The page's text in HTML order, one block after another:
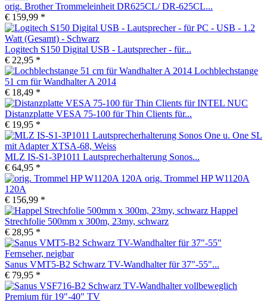
orig. Brother Trommeleinheit DR625CL/ DR-625CL...
€ 159,99 *
Logitech S150 Digital USB - Lautsprecher - für...
€ 22,95 *
Lochblechstange
51 cm für Wandhalter A 2014
€ 18,49 *
Distanzplatte VESA 75-100 für Thin Clients für...
€ 19,95 *
MLZ IS-S1-3P1011 Lautsprecherhalterung Sonos...
€ 64,95 *
orig. Trommel HP W1120A
120A
€ 156,99 *
Happel
Strechfolie 500mm x 300m, 23my, schwarz
€ 28,95 *
Sanus VMT5-B2 Schwarz TV-Wandhalter für 37"-55"...
€ 79,95 *